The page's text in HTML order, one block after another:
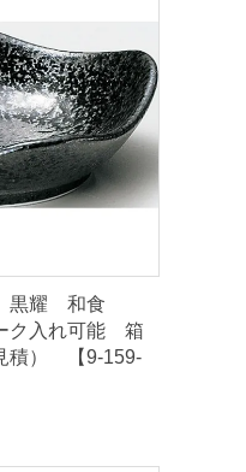
黒耀 和食
入れ可能 箱
積） 【9-159-